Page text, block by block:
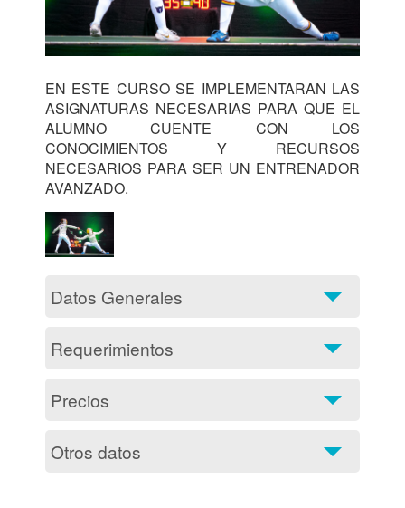
EN ESTE CURSO SE IMPLEMENTARAN LAS
ASIGNATURAS NECESARIAS PARA QUE EL
ALUMNO CUENTE CON LOS
CONOCIMIENTOS Y RECURSOS
NECESARIOS PARA SER UN ENTRENADOR
Datos Generales
Requerimientos
Precios
Otros datos